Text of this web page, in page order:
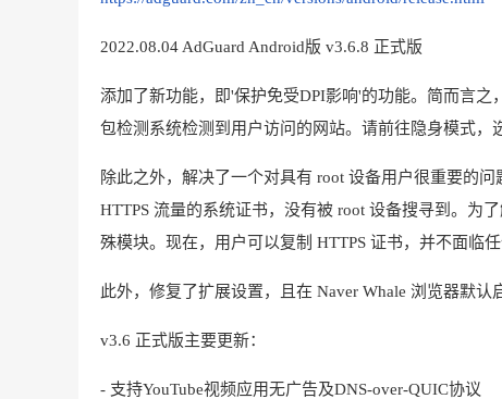
2022.08.04 AdGuard Android版 v3.6.8 正式版
添加了新功能，即'保护免受DPI影响'的功能。简而言
包检测系统检测到用户访问的网站。请前往隐身模式，
除此之外，解决了一个对具有 root 设备用户很重要的
HTTPS 流量的系统证书，没有被 root 设备搜寻到。为
殊模块。现在，用户可以复制 HTTPS 证书，并不面临
此外，修复了扩展设置，且在 Naver Whale 浏览器默认
v3.6 正式版主要更新：
- 支持YouTube视频应用无广告及DNS-over-QUIC协议